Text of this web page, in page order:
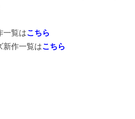
一覧はこちら
新作一覧はこちら